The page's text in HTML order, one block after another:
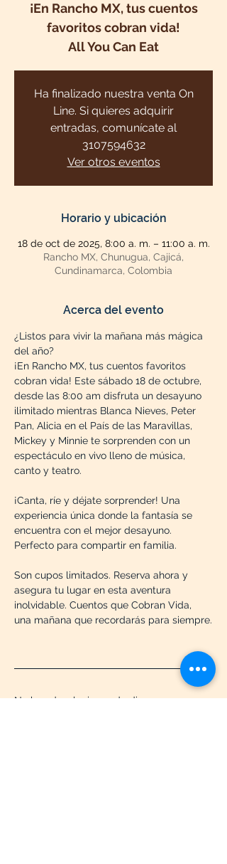
¡En Rancho MX, tus cuentos
favoritos cobran vida!
All You Can Eat
Ha finalizado nuestra venta On
Line. Si quieres adquirir
entradas, comunícate al
3107594632
Ver otros eventos
Horario y ubicación
18 de oct de 2025, 8:00 a. m. – 11:00 a. m.
Rancho MX, Chunugua, Cajicá,
Cundinamarca, Colombia
Acerca del evento
¿Listos para vivir la mañana más mágica
del año?
¡En Rancho MX, tus cuentos favoritos
cobran vida! Este sábado 18 de octubre,
desde las 8:00 am disfruta un desayuno
ilimitado mientras Blanca Nieves, Peter
Pan, Alicia en el País de las Maravillas,
Mickey y Minnie te sorprenden con un
espectáculo en vivo lleno de música,
canto y teatro.
¡Canta, ríe y déjate sorprender! Una
experiencia única donde la fantasía se
encuentra con el mejor desayuno.
Perfecto para compartir en familia.
Son cupos limitados. Reserva ahora y
asegura tu lugar en esta aventura
inolvidable. Cuentos que Cobran Vida,
una mañana que recordarás para siempre.
No hay devoluciones de dinero,